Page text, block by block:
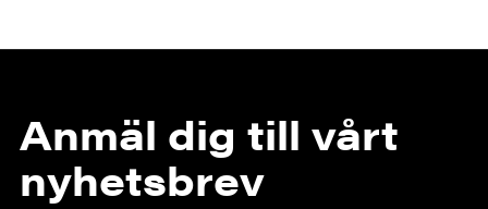
Anmäl dig till vårt
nyhetsbrev